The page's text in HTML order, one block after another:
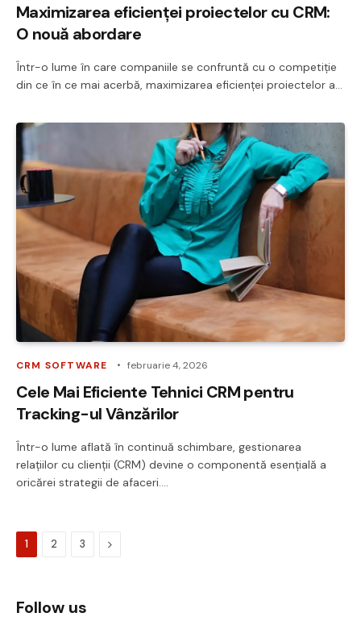
Maximizarea eficienței proiectelor cu CRM:
O nouă abordare
Într-o lume în care companiile se confruntă cu o competiție
din ce în ce mai acerbă, maximizarea eficienței proiectelor a…
CRM SOFTWARE februarie 4, 2026
Cele Mai Eficiente Tehnici CRM pentru
Tracking-ul Vânzărilor
Într-o lume aflată în continuă schimbare, gestionarea
relațiilor cu clienții (CRM) devine o componentă esențială a
oricărei strategii de afaceri.…
1 2 3 Next
Follow us